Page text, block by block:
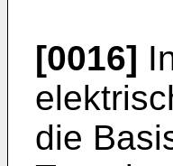
[0016]
die